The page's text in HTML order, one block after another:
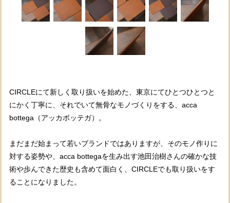
CIRCLEにて新しく取り扱いを始めた、東京にてひとつひとつと
にかく丁寧に、それでいて無骨なモノづくりをする、acca
bottega（アッカボッテガ）。
まだまだ始まって若いブランドではありますが、そのモノ作りに
対する姿勢や、acca bottegaを生み出す池田治樹さんの確かな技
術や歩んできた歴史も含めて面白く、CIRCLEでも取り扱いをす
ることになりました。